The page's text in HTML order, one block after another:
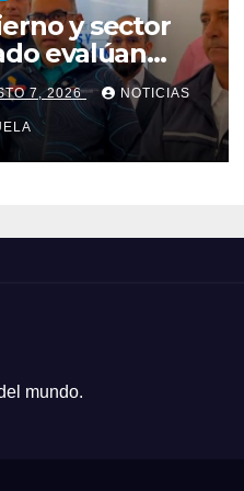
y sector
evalúan
de Ahorro
7, 2026 NOTICIAS
mundo.